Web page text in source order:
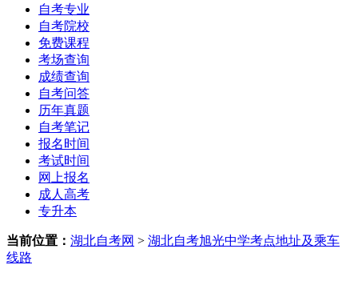
自考专业
自考院校
免费课程
考场查询
成绩查询
自考问答
历年真题
自考笔记
报名时间
考试时间
网上报名
成人高考
专升本
当前位置： 湖北自考网 > 湖北自考旭光中学考点地址及乘车
线路